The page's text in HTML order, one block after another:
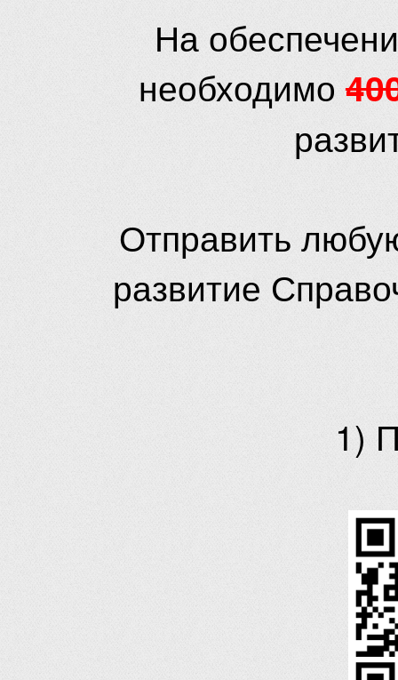
На
необходимо
Отправить
развитие
1)